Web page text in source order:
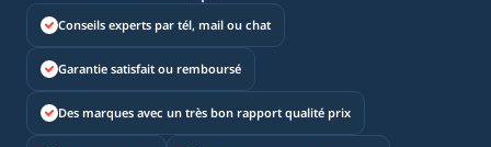
Conseils experts par tél, mail ou chat
Garantie satisfait ou remboursé
Des marques avec un très bon rapport qualité prix